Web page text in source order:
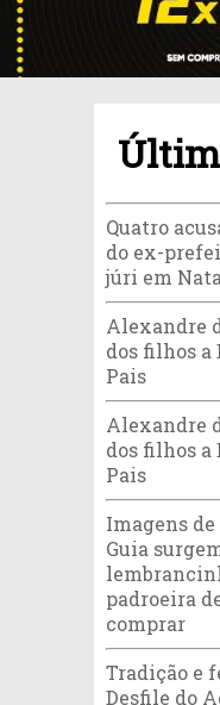
Quatro
do ex-
júri em
Alexandre
dos filhos a
Pais
Alexandre
dos filhos a
Pais
Imagens de
Guia
padroeira
comprar
Tradição e
Desfile do